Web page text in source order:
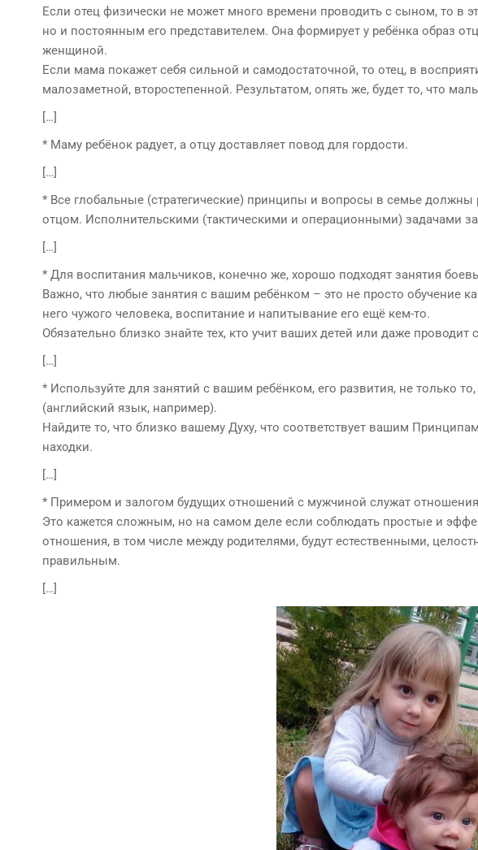
Если отец физически не может много времени проводить с сыном, то в
но и постоянным его представителем. Она формирует у ребёнка образ
женщиной.
Если мама покажет себя сильной и самодостаточной, то отец, в
малозаметной, второстепенной. Результатом, опять же, будет то, что
[…]
* Маму ребёнок радует, а отцу доставляет повод для гордости.
[…]
* Все глобальные (стратегические) принципы и вопросы в семье должны
отцом. Исполнительскими (тактическими и операционными) задачами
[…]
* Для воспитания мальчиков, конечно же, хорошо подходят занятия
Важно, что любые занятия с вашим ребёнком – это не просто обучение
него чужого человека, воспитание и напитывание его ещё кем-то.
Обязательно близко знайте тех, кто учит ваших детей или даже проводит
[…]
* Используйте для занятий с вашим ребёнком, его развития, не только
(английский язык, например).
Найдите то, что близко вашему Духу, что соответствует вашим
находки.
[…]
* Примером и залогом будущих отношений с мужчиной служат
Это кажется сложным, но на самом деле если соблюдать простые и
отношения, в том числе между родителями, будут естественными,
правильным.
[…]